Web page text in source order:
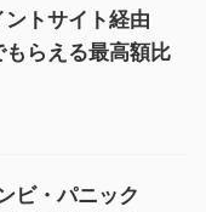
トサイト経由
もらえる最高額比
ビ・パニック